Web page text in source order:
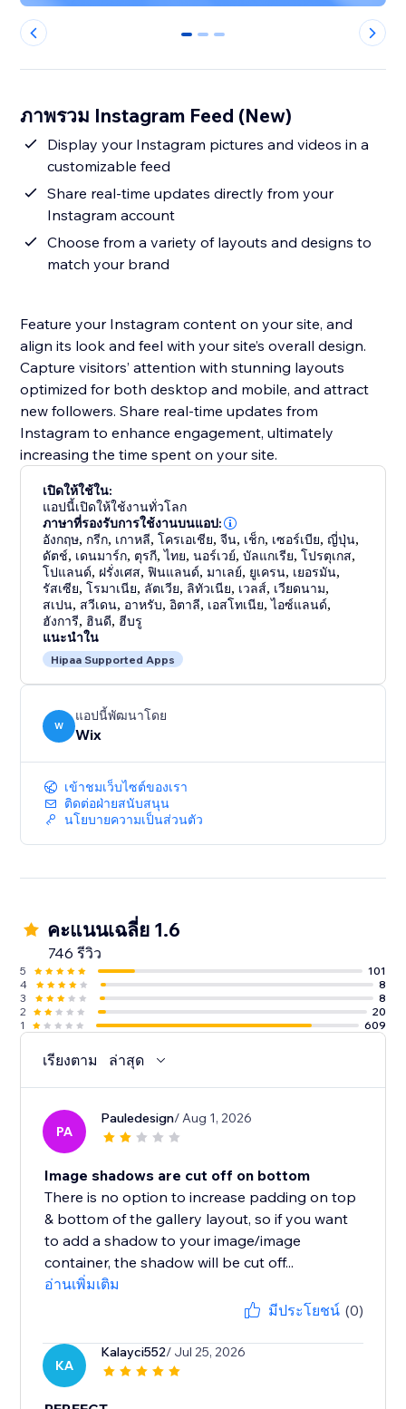
0 1 2
ภาพรวม Instagram Feed (New)
Display your Instagram pictures and videos in a
customizable feed
Share real-time updates directly from your
Instagram account
Choose from a variety of layouts and designs to
match your brand
Feature your Instagram content on your site, and
align its look and feel with your site’s overall design.
Capture visitors’ attention with stunning layouts
optimized for both desktop and mobile, and attract
new followers. Share real-time updates from
Instagram to enhance engagement, ultimately
increasing the time spent on your site.
เปิดให้ใช้ใน:
แอปนี้เปิดให้ใช้งานทั่วโลก
ภาษาที่รองรับการใช้งานบนแอป:
อังกฤษ, กรีก, เกาหลี,โครเอเชีย,จีน, เช็ก, เซอร์เบีย,ญี่ปุ่น,
ดัตช์, เดนมาร์ก, ตุรกี,ไทย,นอร์เวย์,บัลแกเรีย,โปรตุเกส,
โปแลนด์, ฝรั่งเศส,ฟินแลนด์,มาเลย์, ยูเครน, เยอรมัน,
รัสเซีย,โรมาเนีย, ลัตเวีย, ลิทัวเนีย, เวลส์, เวียดนาม,
สเปน, สวีเดน, อาหรับ,อิตาลี, เอสโทเนีย,ไอซ์แลนด์,
ฮังการี, ฮินดี, ฮีบรู
แนะนำใน
Hipaa Supported Apps
W
แอปนี้พัฒนาโดย
Wix
เข้าชมเว็บไซต์ของเรา
ติดต่อฝ่ายสนับสนุน
นโยบายความเป็นส่วนตัว
คะแนนเฉลี่ย 1.6
746 รีวิว
5
101
4
8
3
8
2
20
1
609
เรียงตาม ล่าสุด
PA
Pauledesign/ Aug 1, 2026
Image shadows are cut off on bottom
There is no option to increase padding on top
& bottom of the gallery layout, so if you want
to add a shadow to your image/image
container, the shadow will be cut off...
อ่านเพิ่มเติม
มีประโยชน์ (0)
KA
Kalayci552/ Jul 25, 2026